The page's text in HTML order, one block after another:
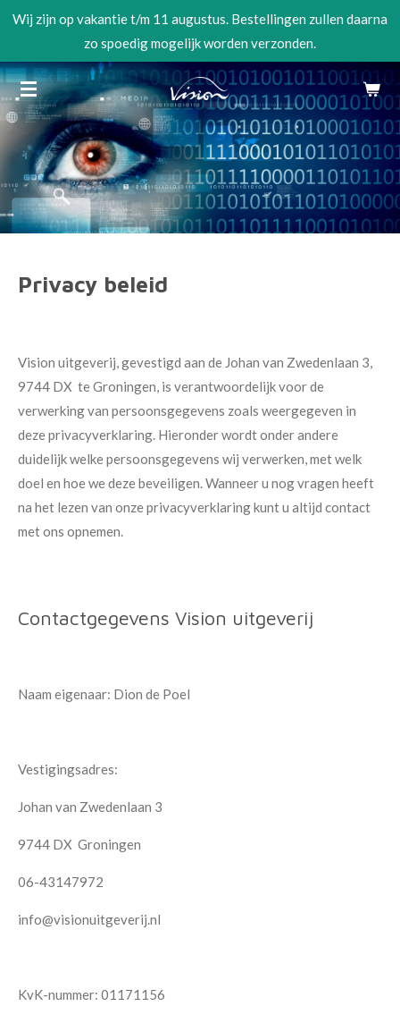
Ga
naar
de
hoofdinhoud
Wij zijn op vakantie t/m 11 augustus. Bestellingen zullen daarna
zo spoedig mogelijk worden verzonden.
Privacy beleid
Vision uitgeverij, gevestigd aan de Johan van Zwedenlaan 3,
9744 DX te Groningen, is verantwoordelijk voor de
verwerking van persoonsgegevens zoals weergegeven in
deze privacyverklaring. Hieronder wordt onder andere
duidelijk welke persoonsgegevens wij verwerken, met welk
doel en hoe we deze beveiligen. Wanneer u nog vragen heeft
na het lezen van onze privacyverklaring kunt u altijd contact
met ons opnemen.
Contactgegevens Vision uitgeverij
Naam eigenaar: Dion de Poel
Vestigingsadres:
Johan van Zwedenlaan 3
9744 DX Groningen
06-43147972
info@visionuitgeverij.nl
KvK-nummer: 01171156